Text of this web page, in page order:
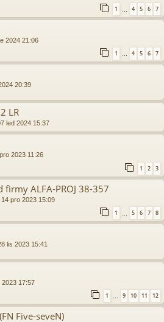
1 … 4 5 6 7
2024 21:06
1 … 4 5 6 7
20:39
LR
led 2024 15:37
2023 11:26
1 2 3
ALFA-PROJ 38-357
14 pro 2023 15:09
1 … 5 6 7 8
lis 2023 15:41
2023 17:57
1 … 9 10 11 12
Five-seveN)